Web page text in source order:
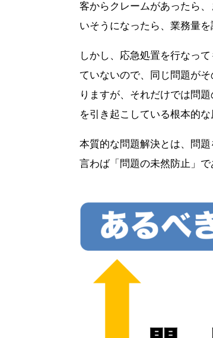
客からクレームがあったら
いそうになったら、業務量
しかし、応急処置を行なっ
ていないので、同じ問題が
りますが、それだけでは問
を引き起こしている根本的
本質的な問題解決とは、問
言わば「問題の未然防止」